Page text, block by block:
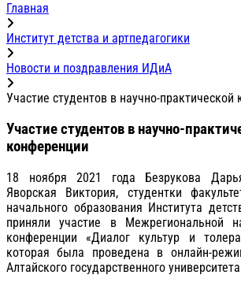
Главная
Институт детства и артпедагогики
Новости и поздравления ИДиА
Участие студентов в научно-практической
Участие студентов в научно-
конференции
18 ноября 2021 года Безрукова
Яворская Виктория, студентки
начального образования Института
приняли участие в Межрегиональной
конференции «Диалог культур и
которая была проведена в онлайн-
Алтайского государственного